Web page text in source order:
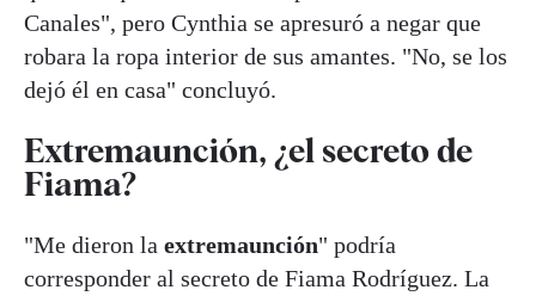
Canales", pero Cynthia se apresuró a negar que
robara la ropa interior de sus amantes. "No, se los
dejó él en casa" concluyó.
Extremaunción, ¿el secreto de
Fiama?
"Me dieron la extremaunción" podría
corresponder al secreto de Fiama Rodríguez. La